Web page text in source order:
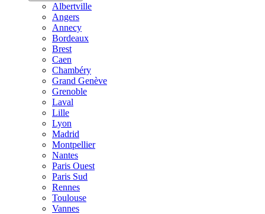
Albertville
Angers
Annecy
Bordeaux
Brest
Caen
Chambéry
Grand Genève
Grenoble
Laval
Lille
Lyon
Madrid
Montpellier
Nantes
Paris Ouest
Paris Sud
Rennes
Toulouse
Vannes